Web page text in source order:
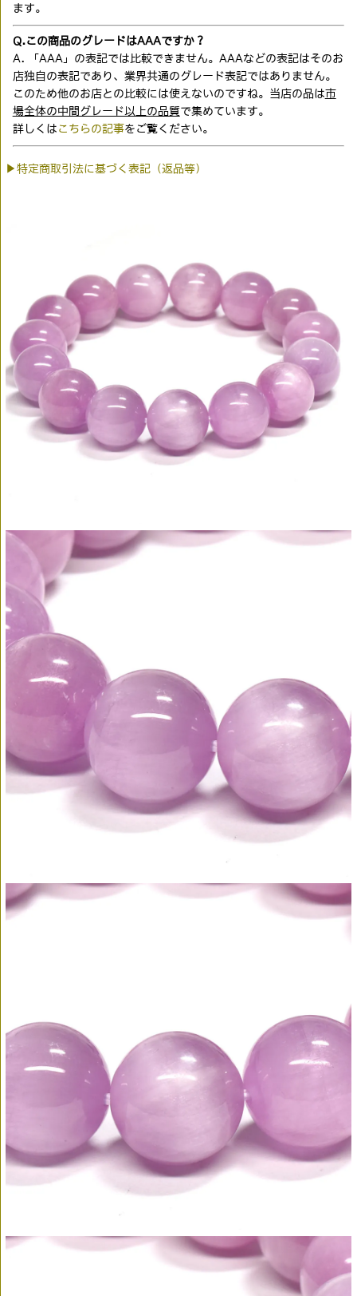
ます。
Q.この商品のグレードはAAAですか？
A. 「AAA」の表記では比較できません。AAAなどの表記はそのお
店独自の表記であり、業界共通のグレード表記ではありません。
このため他のお店との比較には使えないのですね。当店の品は市
場全体の中間グレード以上の品質で集めています。
詳しくは こちらの記事をご覧ください。
▶特定商取引法に基づく表記（返品等）